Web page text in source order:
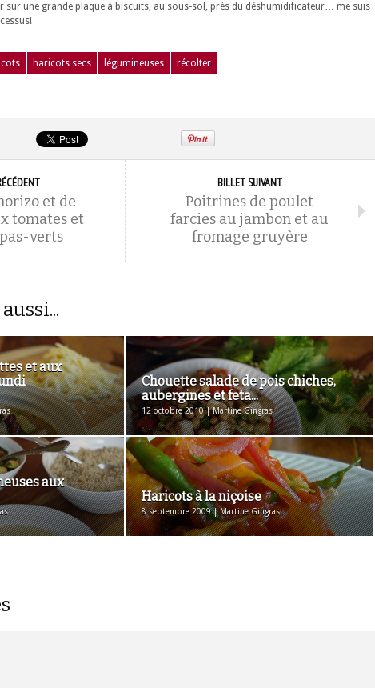
sur une grande plaque à biscuits, au sous-sol, près du déshumidificateur… me suis
haricots secs légumineuses récolter
et de
tomates et
verts
BILLET SUIVANT
Poitrines de poulet
farcies au jambon et au
fromage gruyère
et aux
Chouette salade de pois chiches,
aubergines et feta...
12 octobre 2010 | Martine Gingras
aux
Haricots à la niçoise
8 septembre 2009 | Martine Gingras